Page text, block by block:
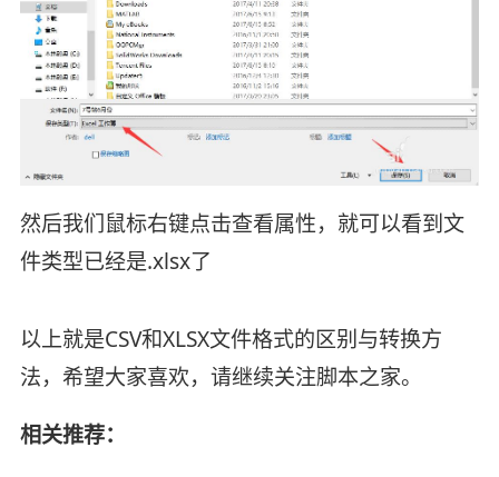
然后我们鼠标右键点击查看属性，就可以看到文
件类型已经是.xlsx了
以上就是CSV和XLSX文件格式的区别与转换方
法，希望大家喜欢，请继续关注脚本之家。
相关推荐：